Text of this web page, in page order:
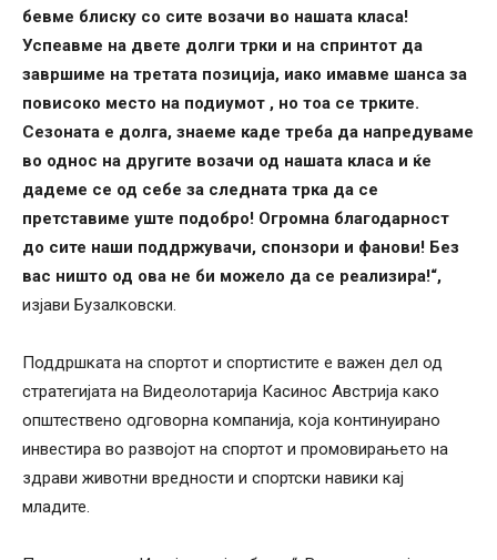
бевме блиску со сите возачи во нашата класа!
Успеавме на двете долги трки и на спринтот да
завршиме на третата позиција, иако имавме шанса за
повисоко место на подиумот , но тоа се трките.
Сезоната е долга, знаеме каде треба да напредуваме
во однос на другите возачи од нашата класа и ќе
дадеме се од себе за следната трка да се
претставиме уште подобро! Огромна благодарност
до сите наши поддржувачи, спонзори и фанови! Без
вас ништо од ова не би можело да се реализира!“,
изјави Бузалковски.
Поддршката на спортот и спортистите е важен дел од
стратегијата на Видеолотарија Касинос Австрија како
општествено одговорна компанија, која континуирано
инвестира во развојот на спортот и промовирањето на
здрави животни вредности и спортски навики кај
младите.